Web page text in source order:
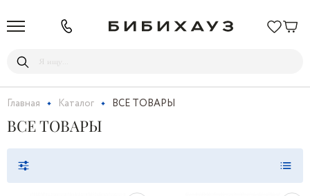
Главная Каталог ВСЕ ТОВАРЫ
ВСЕ ТОВАРЫ